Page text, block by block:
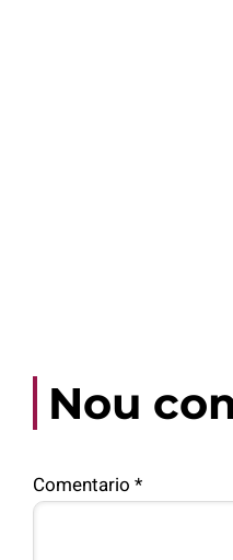
Nou
Comentario *